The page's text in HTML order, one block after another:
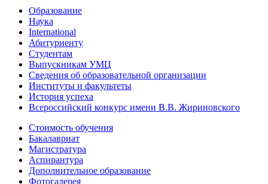
Образование
Наука
International
Абитуриенту
Студентам
Выпускникам УМЦ
Сведения об образовательной организации
Институты и факультеты
История успеха
Всероссийский конкурс имени В.В. Жириновского
Стоимость обучения
Бакалавриат
Магистратура
Аспирантура
Дополнительное образование
Фотогалерея